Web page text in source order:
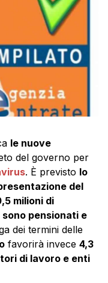
le nuove
del governo per
. È previsto lo
del
milioni di
sono pensionati e
dei termini delle
favorirà invece 4,3
di lavoro e enti